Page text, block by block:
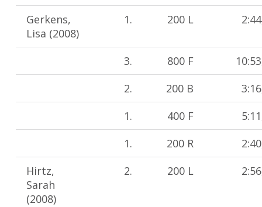
Gerkens,
Lisa (2008)
1. 200 L
3. 800 F
2.
200 B
1.
400 F
1.
200 R
Hirtz,
Sarah
(2008)
2. 200 L